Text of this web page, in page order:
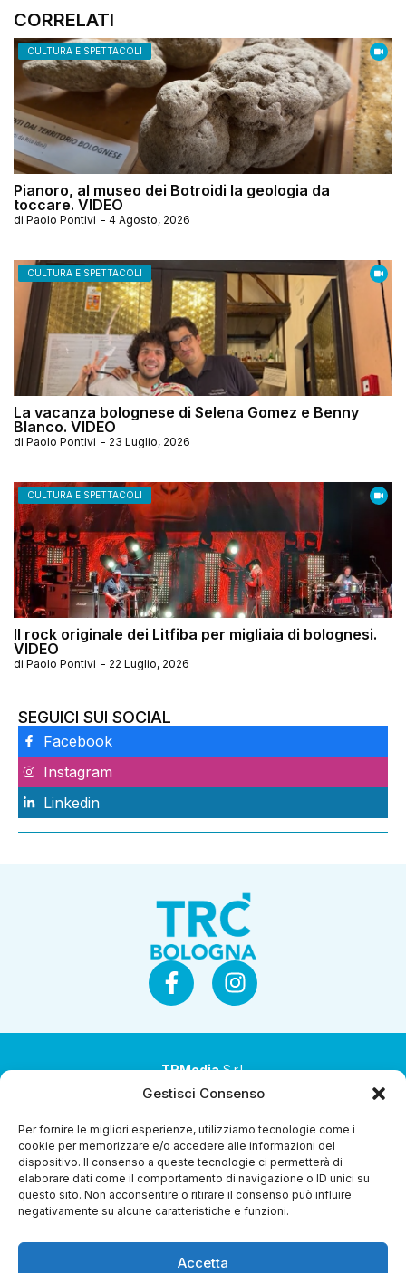
Gestisci Consenso
Per fornire le migliori esperienze, utilizziamo tecnologie come i
cookie per memorizzare e/o accedere alle informazioni del
dispositivo. Il consenso a queste tecnologie ci permetterà di
elaborare dati come il comportamento di navigazione o ID unici su
questo sito. Non acconsentire o ritirare il consenso può influire
negativamente su alcune caratteristiche e funzioni.
Accetta
CORRELATI
CULTURA E SPETTACOLI
Pianoro, al museo dei Botroidi la geologia da
toccare. VIDEO
di Paolo Pontivi - 4 Agosto, 2026
CULTURA E SPETTACOLI
La vacanza bolognese di Selena Gomez e Benny
Blanco. VIDEO
di Paolo Pontivi - 23 Luglio, 2026
CULTURA E SPETTACOLI
Il rock originale dei Litfiba per migliaia di bolognesi.
VIDEO
di Paolo Pontivi - 22 Luglio, 2026
SEGUICI SUI SOCIAL
Facebook
Instagram
Linkedin
TRMediaS.r.l.
Società a socio unico
Società sottoposta ad attività di direzione e
coordinamento da parte di Coop Alleanza 3.0 Soc. Coop.
Sede legale: via Ragazzi del ’99 nr. 51 42124 Reggio Emilia
(RE)
Capitale sociale € 1.040.000 i.v.